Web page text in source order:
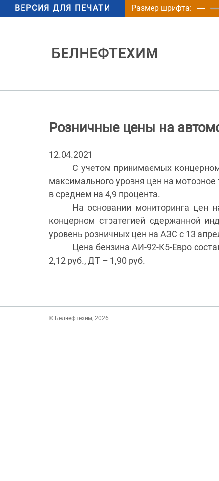
ВЕРСИЯ ДЛЯ ПЕЧАТИ Размер шрифта:
БЕЛНЕФТЕХИМ
Розничные цены на
12.04.2021
С учетом принимаемых
максимального уровня цен на
в среднем на 4,9 процента.
На основании мониторинга цен
концерном стратегией сдержанной
уровень розничных цен на АЗС с 13
Цена бензина АИ-92-К5-Евро
2,12 руб., ДТ – 1,90 руб.
© Белнефтехим, 2026.